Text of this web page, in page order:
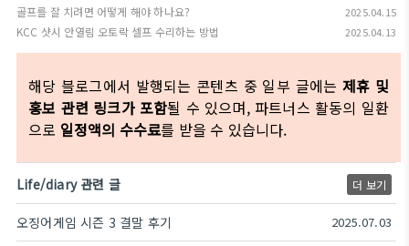
골프를 잘 치려면 어떻게 해야 하나요? 2025.04.15
KCC 샷시 안열림 오토락 셀프 수리하는 방법 2025.04.13
해당 블로그에서 발행되는 콘텐츠 중 일부 글에는 제휴 및
홍보 관련 링크가 포함될 수 있으며, 파트너스 활동의 일환
으로 일정액의 수수료를 받을 수 있습니다.
Life/diary 관련 글 더 보기
오징어게임 시즌 3 결말 후기 2025.07.03